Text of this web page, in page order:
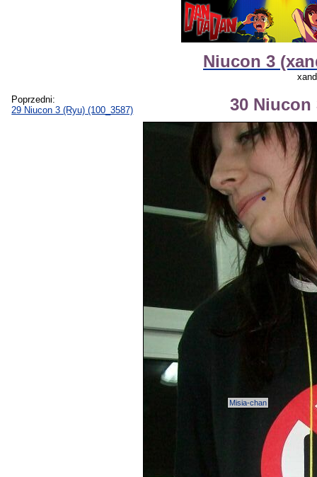
Niucon 3
Poprzedni:
29 Niucon 3 (Ryu) (100_3587)
30 Niucon
Misia-chan